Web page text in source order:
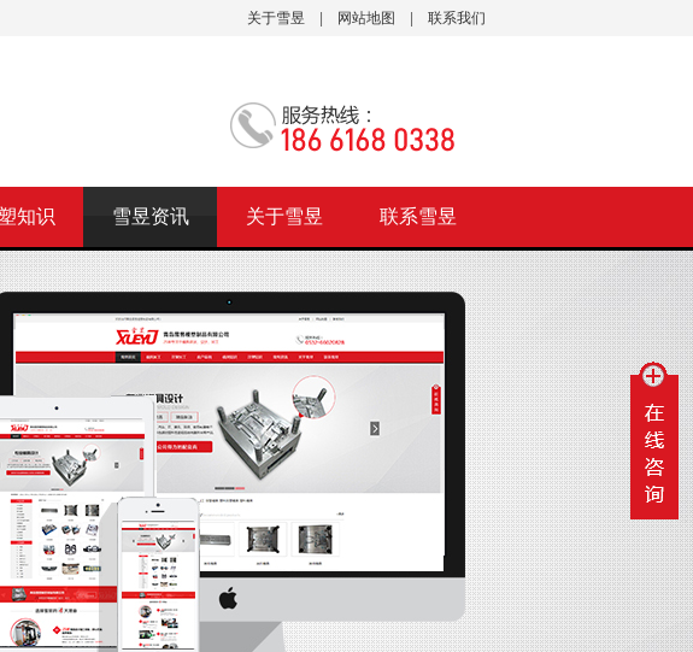
关于雪昱 网站地图 联系我们
知识 雪昱资讯 关于雪昱 联系雪昱